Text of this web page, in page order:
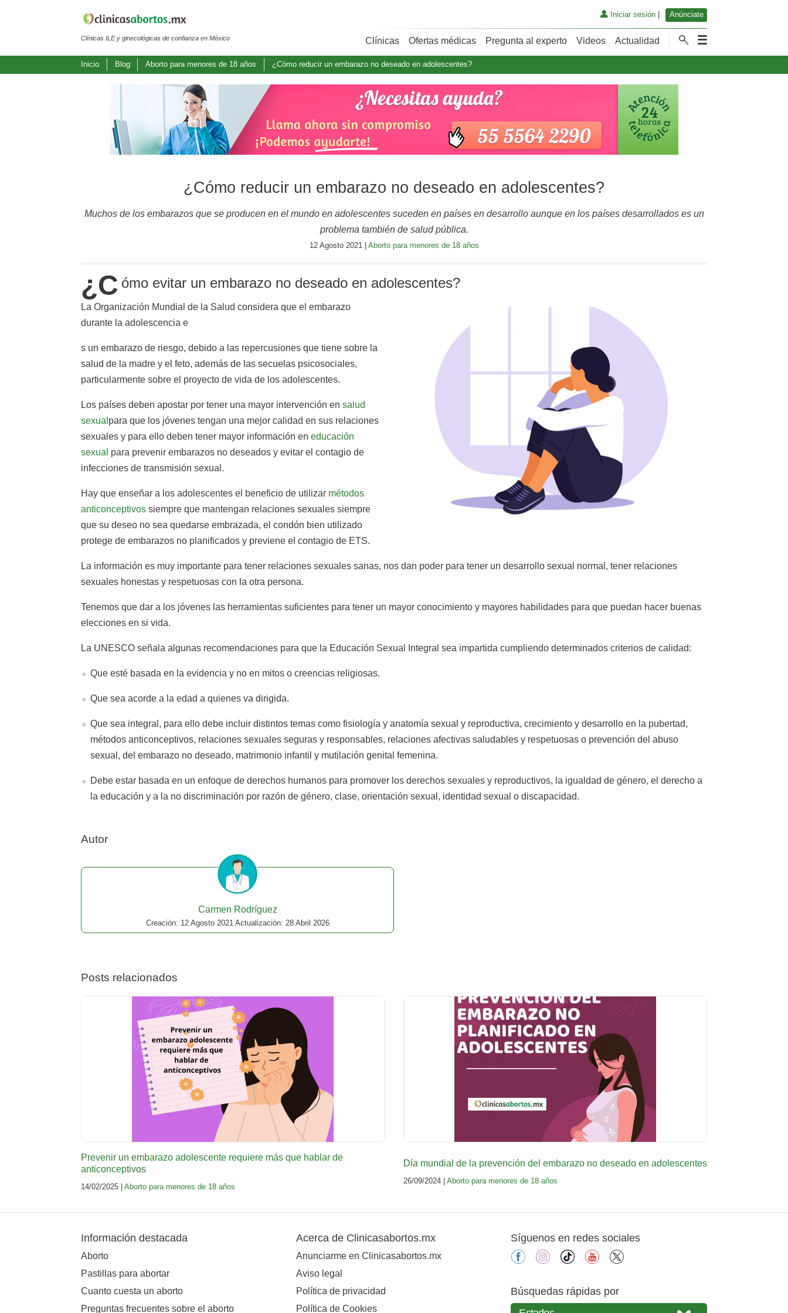
Clínicas ILE y ginecológicas de confianza en México
Iniciar sesión| Anúnciate
Clínicas Ofertas médicas Pregunta al experto Videos Actualidad
Inicio Blog Aborto para menores de 18 años ¿Cómo reducir un embarazo no deseado en adolescentes?
¿Cómo reducir un embarazo no deseado en adolescentes?
Muchos de los embarazos que se producen en el mundo en adolescentes suceden en países en desarrollo aunque en los países desarrollados es un
problema también de salud pública.
12 Agosto 2021 | Aborto para menores de 18 años
¿C ómo evitar un embarazo no deseado en adolescentes?
La Organización Mundial de la Salud considera que el embarazo
durante la adolescencia e
s un embarazo de riesgo, debido a las repercusiones que tiene sobre la
salud de la madre y el feto, además de las secuelas psicosociales,
particularmente sobre el proyecto de vida de los adolescentes.
Los países deben apostar por tener una mayor intervención en salud
sexual para que los jóvenes tengan una mejor calidad en sus relaciones
sexuales y para ello deben tener mayor información en educación
sexual para prevenir embarazos no deseados y evitar el contagio de
infecciones de transmisión sexual.
Hay que enseñar a los adolescentes el beneficio de utilizar métodos
anticonceptivos siempre que mantengan relaciones sexuales siempre
que su deseo no sea quedarse embrazada, el condón bien utilizado
protege de embarazos no planificados y previene el contagio de ETS.
La información es muy importante para tener relaciones sexuales sanas, nos dan poder para tener un desarrollo sexual normal, tener relaciones
sexuales honestas y respetuosas con la otra persona.
Tenemos que dar a los jóvenes las herramientas suficientes para tener un mayor conocimiento y mayores habilidades para que puedan hacer buenas
elecciones en si vida.
La UNESCO señala algunas recomendaciones para que la Educación Sexual Integral sea impartida cumpliendo determinados criterios de calidad:
Que esté basada en la evidencia y no en mitos o creencias religiosas.
Que sea acorde a la edad a quienes va dirigida.
Que sea integral, para ello debe incluir distintos temas como fisiología y anatomía sexual y reproductiva, crecimiento y desarrollo en la pubertad,
métodos anticonceptivos, relaciones sexuales seguras y responsables, relaciones afectivas saludables y respetuosas o prevención del abuso
sexual, del embarazo no deseado, matrimonio infantil y mutilación genital femenina.
Debe estar basada en un enfoque de derechos humanos para promover los derechos sexuales y reproductivos, la igualdad de género, el derecho a
la educación y a la no discriminación por razón de género, clase, orientación sexual, identidad sexual o discapacidad.
Autor
Carmen Rodríguez
Creación: 12 Agosto 2021 Actualización: 28 Abril 2026
Posts relacionados
Prevenir un embarazo adolescente requiere más que hablar de
anticonceptivos
14/02/2025 | Aborto para menores de 18 años
Día mundial de la prevención del embarazo no deseado en adolescentes
26/09/2024 | Aborto para menores de 18 años
Información destacada
Aborto
Pastillas para abortar
Cuanto cuesta un aborto
Preguntas frecuentes sobre el aborto
Acerca de Clinicasabortos.mx
Anunciarme en Clinicasabortos.mx
Aviso legal
Política de privacidad
Política de Cookies
Síguenos en redes sociales
facebookinstagram
tiktok youtube
Búsquedas rápidas por